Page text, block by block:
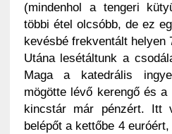
(mindenhol a tengeri
többi étel olcsóbb, de ez
kevésbé frekventált helyen
Utána lesétáltunk a
Maga a katedrális
mögötte lévő kerengő és
kincstár már pénzért. Itt
belépőt a kettőbe 4